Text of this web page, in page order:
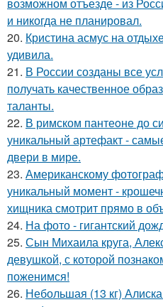
и никогда не планировал.
20. Кристина асмус на
удивила.
21. В России созданы все
получать качественное
таланты.
22. В римском пантеoне до
уникальный артефакт -
двери в мире.
23. Американскому
уникальный момент -
хищника смотрит прямо в
24. На фото - гигантский
25. Сын Михаила круга,
девушкой, с которой
поженимся!
26. Небольшая (13 кг)